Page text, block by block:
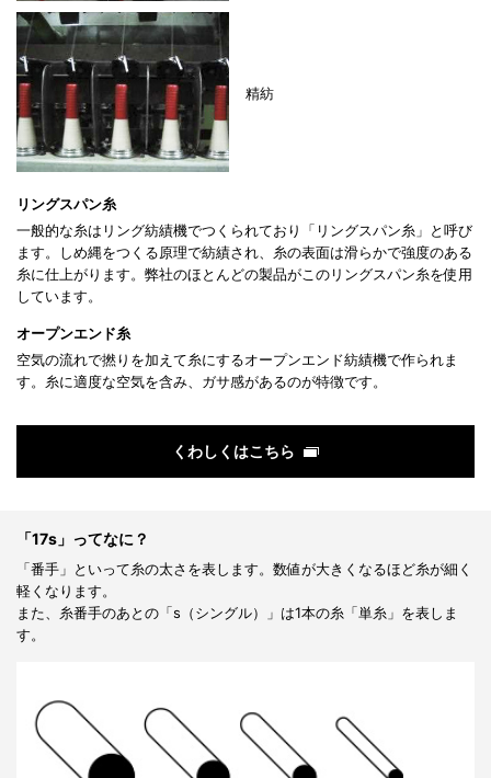
精紡
リングスパン糸
一般的な糸はリング紡績機でつくられており「リングスパン糸」と呼び
ます。しめ縄をつくる原理で紡績され、糸の表面は滑らかで強度のある
糸に仕上がります。弊社のほとんどの製品がこのリングスパン糸を使用
しています。
オープンエンド糸
空気の流れで撚りを加えて糸にするオープンエンド紡績機で作られま
す。糸に適度な空気を含み、ガサ感があるのが特徴です。
くわしくはこちら
「17s」ってなに？
「番手」といって糸の太さを表します。数値が大きくなるほど糸が細く
軽くなります。
また、糸番手のあとの「s（シングル）」は1本の糸「単糸」を表しま
す。